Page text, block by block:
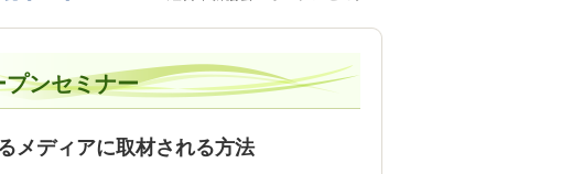
ンセミナー
メディアに取材される方法